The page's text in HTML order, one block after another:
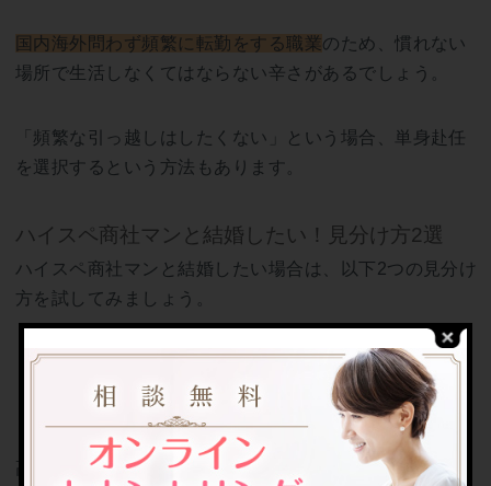
国内海外問わず頻繁に転勤をする職業のため、慣れない
場所で生活しなくてはならない辛さがあるでしょう。
「頻繁な引っ越しはしたくない」という場合、単身赴任
を選択するという方法もあります。
ハイスペ商社マンと結婚したい！見分け方2選
ハイスペ商社マンと結婚したい場合は、以下2つの見分け
方を試してみましょう。
総合商社か専門商社か見極める
勤務地を聞いてみる
高年収の人が多いのは総合商社のため、どちらで働いて